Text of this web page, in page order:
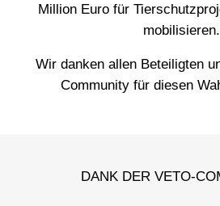
Million Euro für
mobilisieren.
Wir danken allen Beteiligten
Community für diesen
DANK DER VETO-